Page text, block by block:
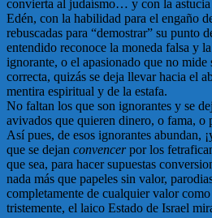
convierta al judaísmo… y con la astucia
Edén, con la habilidad para el engaño
rebuscadas para “demostrar” su punto
entendido reconoce la moneda falsa y
ignorante, o el apasionado que no mide
correcta, quizás se deja llevar hacia el
mentira espiritual y de la estafa.
No faltan los que son ignorantes y se
avivados que quieren dinero, o fama, o
Así pues, de esos ignorantes abundan,
que se dejan convencerpor los
que sea, para hacer supuestas
nada más que papeles sin valor,
completamente de cualquier valor
tristemente, el laico Estado de Israel